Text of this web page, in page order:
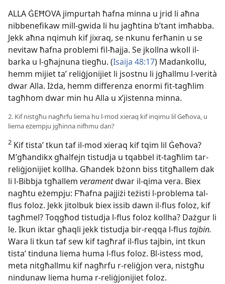
ALLA ĠEĦOVA jimpurtah ħafna minna u jrid li aħna
nibbenefikaw mill-gwida li hu jagħtina b’tant imħabba.
Jekk aħna nqimuh kif jixraq, se nkunu ferħanin u se
nevitaw ħafna problemi fil-ħajja. Se jkollna wkoll il-
barka u l-għajnuna tiegħu. (Isaija 48:17) Madankollu,
hemm mijiet taʼ reliġjonijiet li jsostnu li jgħallmu l-verità
dwar Alla. Iżda, hemm differenza enormi fit-tagħlim
tagħhom dwar min hu Alla u x’jistenna minna.
2. Kif nistgħu nagħrfu liema hu l-mod xieraq kif inqimu lil Ġeħova, u
liema eżempju jgħinna nifhmu dan?
2 Kif tistaʼ tkun taf il-mod xieraq kif tqim lil Ġeħova?
M’għandikx għalfejn tistudja u tqabbel it-tagħlim tar-
reliġjonijiet kollha. Għandek bżonn biss titgħallem dak
li l-Bibbja tgħallem veramentdwar il-qima vera. Biex
nagħtu eżempju: F’ħafna pajjiżi teżisti l-problema tal-
flus foloz. Jekk jitolbuk biex issib dawn il-flus foloz, kif
tagħmel? Toqgħod tistudja l-flus foloz kollha? Dażgur li
le. Ikun iktar għaqli jekk tistudja bir-reqqa l-flus tajbin.
Wara li tkun taf sew kif tagħraf il-flus tajbin, int tkun
tistaʼ tinduna liema huma l-flus foloz. Bl-istess mod,
meta nitgħallmu kif nagħrfu r-reliġjon vera, nistgħu
nindunaw liema huma r-reliġjonijiet foloz.